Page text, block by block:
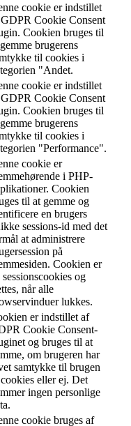
cookie er indstillet
Cookie Consent
Cookien bruges til
brugerens
til cookies i
"Andet.
cookie er indstillet
Cookie Consent
Cookien bruges til
brugerens
til cookies i
"Performance".
cookie er
i PHP-
Cookien
til at gemme og
en brugers
sessions-id med det
at administrere
på
Cookien er
sessionscookies og
når alle
lukkes.
er indstillet af
Cookie Consent-
og bruges til at
om brugeren har
samtykke til brugen
eller ej. Det
ingen personlige
cookie bruges af